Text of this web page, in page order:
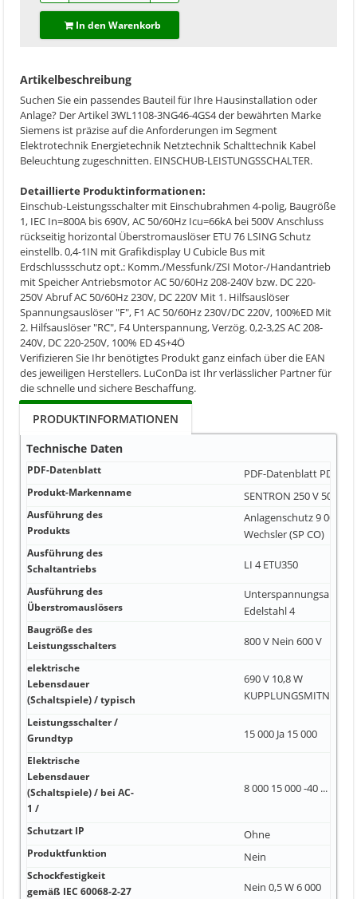
In den Warenkorb
Artikelbeschreibung
Suchen Sie ein passendes Bauteil für Ihre Hausinstallation oder
Anlage? Der Artikel 3WL1108-3NG46-4GS4 der bewährten Marke
Siemens ist präzise auf die Anforderungen im Segment
Elektrotechnik Energietechnik Netztechnik Schalttechnik Kabel
Beleuchtung zugeschnitten. EINSCHUB-LEISTUNGSSCHALTER.
Detaillierte Produktinformationen:
Einschub-Leistungsschalter mit Einschubrahmen 4-polig, Baugröße
1, IEC In=800A bis 690V, AC 50/60Hz Icu=66kA bei 500V Anschluss
rückseitig horizontal Überstromauslöser ETU 76 LSING Schutz
einstellb. 0,4-1IN mit Grafikdisplay U Cubicle Bus mit
Erdschlussschutz opt.: Komm./Messfunk/ZSI Motor-/Handantrieb
mit Speicher Antriebsmotor AC 50/60Hz 208-240V bzw. DC 220-
250V Abruf AC 50/60Hz 230V, DC 220V Mit 1. Hilfsauslöser
Spannungsauslöser "F", F1 AC 50/60Hz 230V/DC 220V, 100%ED Mit
2. Hilfsauslöser "RC", F4 Unterspannung, Verzög. 0,2-3,2S AC 208-
240V, DC 220-250V, 100% ED 4S+4Ö
Verifizieren Sie Ihr benötigtes Produkt ganz einfach über die EAN
des jeweiligen Herstellers. LuConDa ist Ihr verlässlicher Partner für
die schnelle und sichere Beschaffung.
PRODUKTINFORMATIONEN
Technische Daten
PDF-Datenblatt PDF-Datenblatt PDF
Produkt-Markenname SENTRON 250 V 50
Ausführung des
Produkts
Anlagenschutz 9 000
Wechsler (SP CO)
Ausführung des
Schaltantriebs
LI 4 ETU350
Ausführung des
Überstromauslösers
Edelstahl 4
Baugröße des
Leistungsschalters
800 V Nein 600 V
elektrische
Lebensdauer
(Schaltspiele) / typisch
690 V 10,8 W
Leistungsschalter /
Grundtyp
15 000 Ja 15 000
Elektrische
Lebensdauer
(Schaltspiele) / bei AC-
1 /
8 000 15 000 -40 ... +85
Schutzart IP Ohne
Produktfunktion Nein
Schockfestigkeit
gemäß IEC 60068-2-27
Nein 0,5 W 6 000